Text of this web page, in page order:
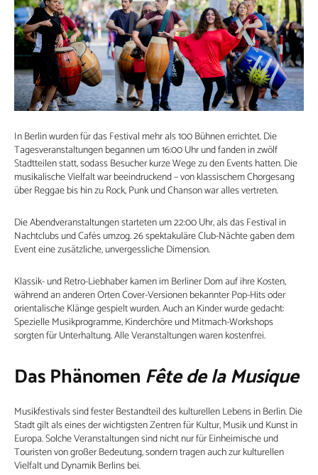
In Berlin wurden für das Festival mehr als 100 Bühnen errichtet. Die
Tagesveranstaltungen begannen um 16:00 Uhr und fanden in zwölf
Stadtteilen statt, sodass Besucher kurze Wege zu den Events hatten. Die
musikalische Vielfalt war beeindruckend – von klassischem Chorgesang
über Reggae bis hin zu Rock, Punk und Chanson war alles vertreten.
Die Abendveranstaltungen starteten um 22:00 Uhr, als das Festival in
Nachtclubs und Cafés umzog. 26 spektakuläre Club-Nächte gaben dem
Event eine zusätzliche, unvergessliche Dimension.
Klassik- und Retro-Liebhaber kamen im Berliner Dom auf ihre Kosten,
während an anderen Orten Cover-Versionen bekannter Pop-Hits oder
orientalische Klänge gespielt wurden. Auch an Kinder wurde gedacht:
Spezielle Musikprogramme, Kinderchöre und Mitmach-Workshops
sorgten für Unterhaltung. Alle Veranstaltungen waren kostenfrei.
Das Phänomen Fête de la Musique
Musikfestivals sind fester Bestandteil des kulturellen Lebens in Berlin. Die
Stadt gilt als eines der wichtigsten Zentren für Kultur, Musik und Kunst in
Europa. Solche Veranstaltungen sind nicht nur für Einheimische und
Touristen von großer Bedeutung, sondern tragen auch zur kulturellen
Vielfalt und Dynamik Berlins bei.